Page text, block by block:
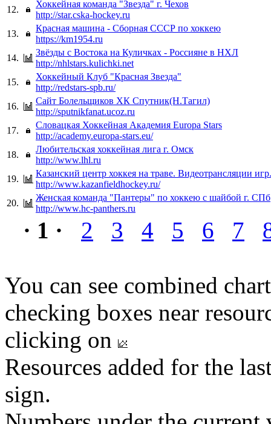
12.
Хоккейная команда "Звезда" г. Чехов
http://star.cska-hockey.ru
13.
Красная машина - Сборная СССР по хоккею
https://km1954.ru
14.
Звёзды с Востока на Куличках - Россияне в НХЛ
http://nhlstars.kulichki.net
15.
Хоккейный Клуб "Красная Звезда"
http://redstars-spb.ru/
16.
Сайт Болельщиков ХК Спутник(Н.Тагил)
http://sputnikfanat.ucoz.ru
17.
Словацкая Хоккейная Академия Europa Stars
http://academy.europa-stars.eu/
18.
Любительская хоккейная лига г. Омск
http://www.lhl.ru
19.
Казанский центр хоккея на траве. Видеотрансляции игр.
http://www.kazanfieldhockey.ru/
20.
Женская команда "Пантеры" по хоккею с шайбой г. СПб
http://www.hc-panthers.ru
· 1 · 2 3 4 5 6 7
You can see combined
checking boxes near
clicking on
Resources added for the
sign.